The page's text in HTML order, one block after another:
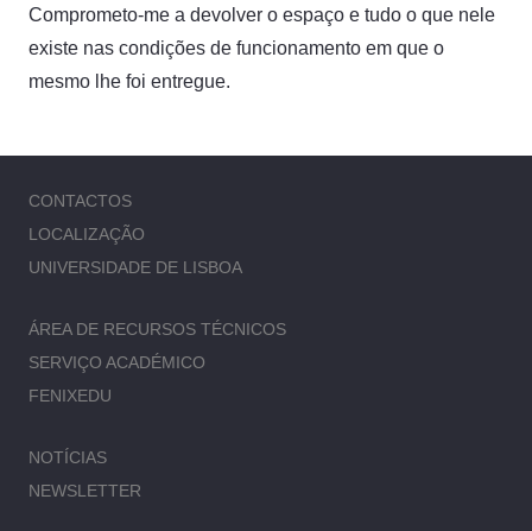
Comprometo-me a devolver o espaço e tudo o que nele
existe nas condições de funcionamento em que o
mesmo lhe foi entregue.
CONTACTOS
LOCALIZAÇÃO
UNIVERSIDADE DE LISBOA
ÁREA DE RECURSOS TÉCNICOS
SERVIÇO ACADÉMICO
FENIXEDU
NOTÍCIAS
NEWSLETTER